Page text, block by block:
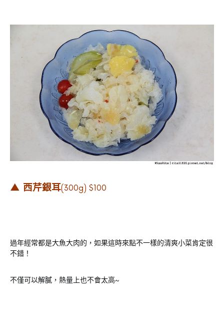
▲ 西芹銀耳(300g) $100
過年經常都是大魚大肉的，如果這時來點不一樣的清爽小菜肯定很
不錯！
不僅可以解膩，熱量上也不會太高~